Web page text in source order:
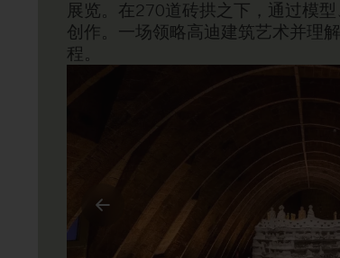
展览。在270道砖拱之下，通过模
创作。一场领略高迪建筑艺术并理
程。